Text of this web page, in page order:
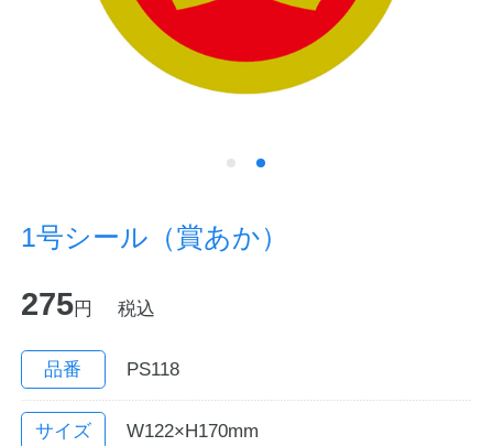
ノートの豆知識
探求・自主学習のすすめ
公式オンラインショップ
企業情報
カタログ
お問い合わせ
1号シール（賞あか）
275円 税込
品番 PS118
サイズ W122×H170mm